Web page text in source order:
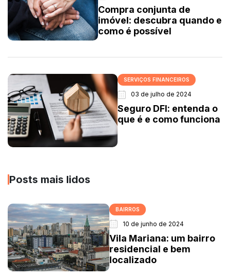
Compra conjunta de
imóvel: descubra quando e
como é possível
SERVIÇOS FINANCEIROS
03 de julho de 2024
Seguro DFI: entenda o
que é e como funciona
Posts mais lidos
BAIRROS
10 de junho de 2024
Vila Mariana: um bairro
residencial e bem
localizado